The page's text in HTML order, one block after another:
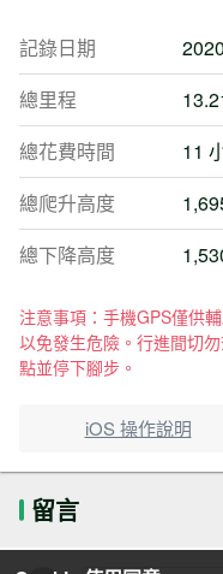
記錄日期
總里程
總花費時間
11
總爬升高度
總下降高度
注意事項：手機GPS僅供
以免發生危險。行進間切
點並停下腳步。
iOS 操作說明
留言